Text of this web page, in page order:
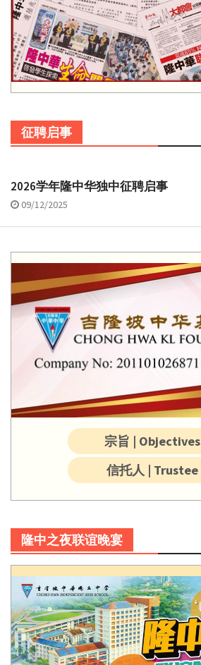
征聘启事
2026学年隆中华独中征聘启事
09/12/2025
宗旨 | Objectives
信托人 | Trustee
隆中之夜联谊晚宴